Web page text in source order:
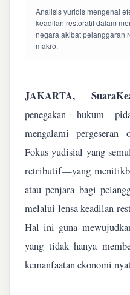
Analisis yuridis mengenai
keadilan restoratif dalam
negara akibat pelanggaran
makro.
JAKARTA,
penegakan hukum
mengalami pergeseran
Fokus yudisial yang
retributif—yang
atau penjara bagi
melalui lensa keadilan
Hal ini guna
yang tidak hanya
kemanfaatan ekonomi